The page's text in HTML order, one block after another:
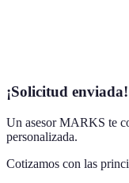
¡Solicitud enviada!
Un asesor MARKS te
personalizada.
Cotizamos con las